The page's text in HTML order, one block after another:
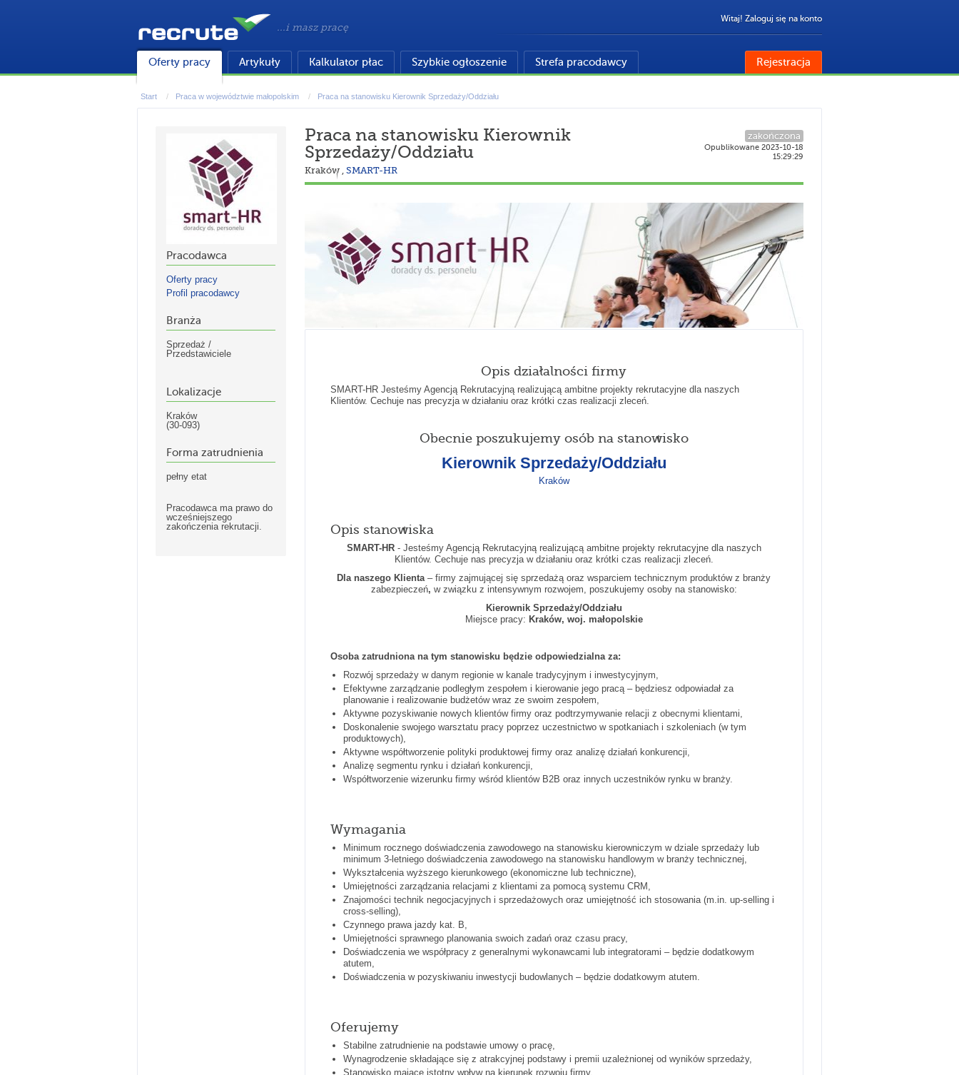
...i masz pracę
Witaj! Zaloguj się na konto
Oferty pracy Artykuły Kalkulator płac Szybkie ogłoszenie Strefa pracodawcy Rejestracja
Start Praca w województwie małopolskim Praca na stanowisku Kierownik Sprzedaży/Oddziału
Pracodawca
Oferty pracy
Profil pracodawcy
Branża
Sprzedaż /
Przedstawiciele
Lokalizacje
Kraków
(30-093)
Forma zatrudnienia
pełny etat
Pracodawca ma prawo do
wcześniejszego
zakończenia rekrutacji.
Praca na stanowisku Kierownik
Sprzedaży/Oddziału
Kraków, SMART-HR
zakończona
Opublikowane 2023-10-18
15:29:29
Opis działalności firmy
SMART-HR Jesteśmy Agencją Rekrutacyjną realizującą ambitne projekty rekrutacyjne dla naszych
Klientów. Cechuje nas precyzja w działaniu oraz krótki czas realizacji zleceń.
Obecnie poszukujemy osób na stanowisko
Kierownik Sprzedaży/Oddziału
Kraków
Opis stanowiska
SMART-HR- Jesteśmy Agencją Rekrutacyjną realizującą ambitne projekty rekrutacyjne dla naszych
Klientów. Cechuje nas precyzja w działaniu oraz krótki czas realizacji zleceń.
Dla naszego Klienta – firmy zajmującej się sprzedażą oraz wsparciem technicznym produktów z branży
zabezpieczeń, w związku z intensywnym rozwojem, poszukujemy osoby na stanowisko:
Kierownik Sprzedaży/Oddziału
Miejsce pracy: Kraków, woj. małopolskie
Osoba zatrudniona na tym stanowisku będzie odpowiedzialna za:
Rozwój sprzedaży w danym regionie w kanale tradycyjnym i inwestycyjnym,
Efektywne zarządzanie podległym zespołem i kierowanie jego pracą – będziesz odpowiadał za
planowanie i realizowanie budżetów wraz ze swoim zespołem,
Aktywne pozyskiwanie nowych klientów firmy oraz podtrzymywanie relacji z obecnymi klientami,
Doskonalenie swojego warsztatu pracy poprzez uczestnictwo w spotkaniach i szkoleniach (w tym
produktowych),
Aktywne współtworzenie polityki produktowej firmy oraz analizę działań konkurencji,
Analizę segmentu rynku i działań konkurencji,
Współtworzenie wizerunku firmy wśród klientów B2B oraz innych uczestników rynku w branży.
Wymagania
Minimum rocznego doświadczenia zawodowego na stanowisku kierowniczym w dziale sprzedaży lub
minimum 3-letniego doświadczenia zawodowego na stanowisku handlowym w branży technicznej,
Wykształcenia wyższego kierunkowego (ekonomiczne lub techniczne),
Umiejętności zarządzania relacjami z klientami za pomocą systemu CRM,
Znajomości technik negocjacyjnych i sprzedażowych oraz umiejętność ich stosowania (m.in. up-selling i
cross-selling),
Czynnego prawa jazdy kat. B,
Umiejętności sprawnego planowania swoich zadań oraz czasu pracy,
Doświadczenia we współpracy z generalnymi wykonawcami lub integratorami – będzie dodatkowym
atutem,
Doświadczenia w pozyskiwaniu inwestycji budowlanych – będzie dodatkowym atutem.
Oferujemy
Stabilne zatrudnienie na podstawie umowy o pracę,
Wynagrodzenie składające się z atrakcyjnej podstawy i premii uzależnionej od wyników sprzedaży,
Stanowisko mające istotny wpływ na kierunek rozwoju firmy,